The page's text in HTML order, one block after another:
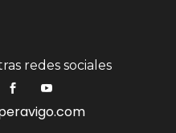
redes sociales